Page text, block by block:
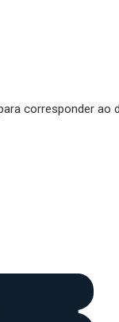
corresponder